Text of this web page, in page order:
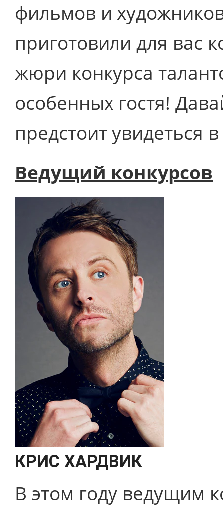
фильмов и
приготовили для вас
жюри конкурса
особенных гостя!
предстоит увидеться
Ведущий конкурсов
КРИС ХАРДВИК
В этом году ведущим